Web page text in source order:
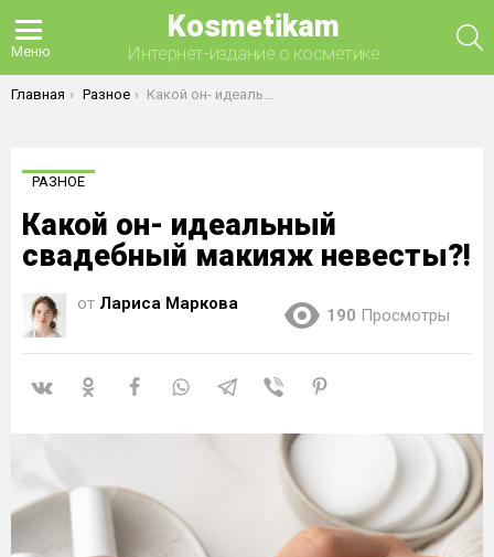
Меню
Kosmetikam
Интернет-издание о косметике
Вы здесь:
Главная Разное Какой он- идеальный свадебный макияж невесты?!
РАЗНОЕ
Какой он- идеальный
свадебный макияж невесты?!
от Лариса Маркова
190 Просмотры